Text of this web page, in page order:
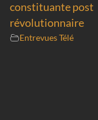
constituante post
révolutionnaire
Entrevues Télé